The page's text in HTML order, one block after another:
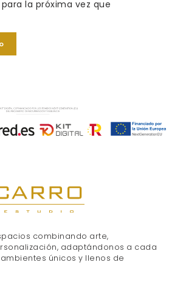
la próxima vez que
combinando arte,
adaptándonos a cada
únicos y llenos de